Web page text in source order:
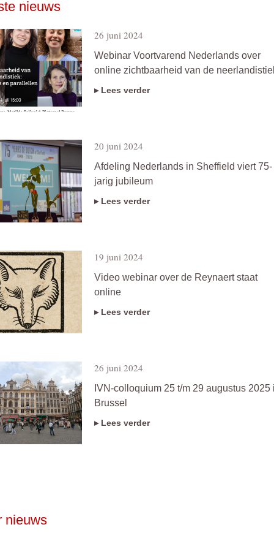
nieuws
26 juni 2024
Webinar Voortvarend Nederlands over
online zichtbaarheid van de
▸ Lees verder
20 juni 2024
Afdeling Nederlands in Sheffield viert 75-
jarig jubileum
▸ Lees verder
19 juni 2024
Video webinar over de Reynaert staat
online
▸ Lees verder
26 juni 2024
IVN-colloquium 25 t/m 29 augustus 2025
Brussel
▸ Lees verder
nieuws